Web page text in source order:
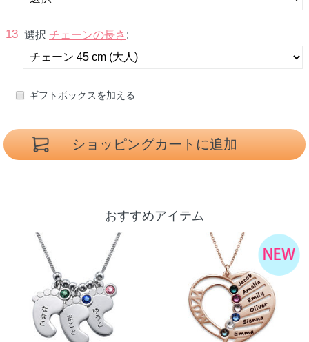
13 選択 チェーンの長さ :
ギフトボックスを加える
おすすめアイテム